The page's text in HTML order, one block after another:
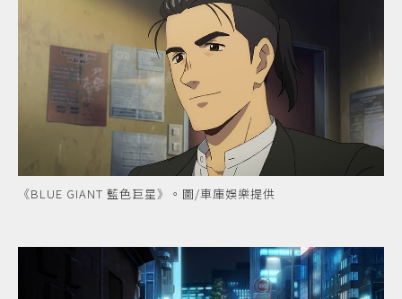
《BLUE GIANT 藍色巨星》。圖/車庫娛樂提供